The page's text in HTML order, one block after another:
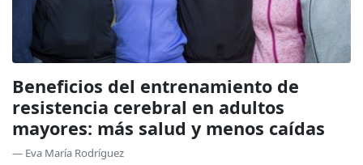
Beneficios del entrenamiento de
resistencia cerebral en adultos
mayores: más salud y menos caídas
— Eva María Rodríguez